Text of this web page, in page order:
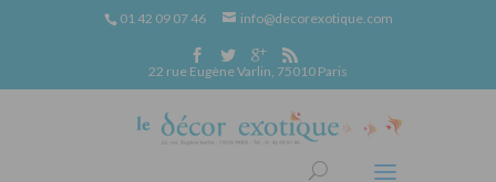
01 42 09 07 46 info@decorexotique.com
22 rue Eugène Varlin, 75010 Paris